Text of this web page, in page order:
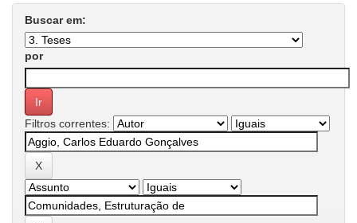
Buscar em:
por
Filtros correntes: